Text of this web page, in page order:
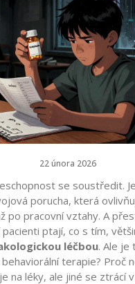
22 února 2026
se soustředit.
porucha, která
po pracovní vztahy. A
ptají, co s tím,
léčbou. Ale je
terapie? Proč
na léky, ale jiné se ztrácí